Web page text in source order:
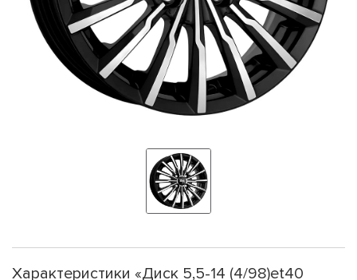
Характеристики «Диск 5,5-14 (4/98)et40